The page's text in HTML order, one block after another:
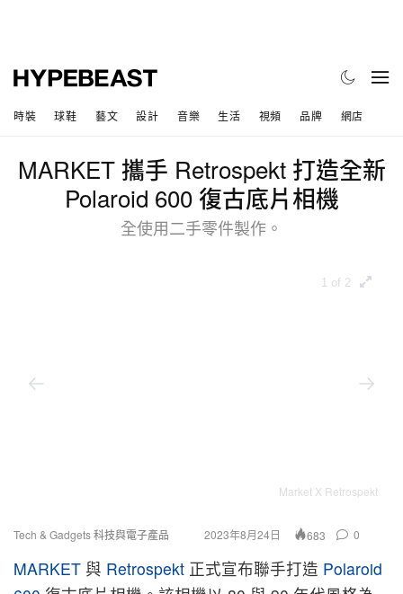
時裝 球鞋 藝文 設計 音樂 生活 視頻 品牌 網店
MARKET 攜手 Retrospekt 打造全新
Polaroid 600 復古底片相機
全使用二手零件製作。
1 of 2
Market X Retrospekt
Tech & Gadgets 科技與電子產品 2023年8月24日 683 0
MARKET 與 Retrospekt 正式宣布聯手打造 Polaroid